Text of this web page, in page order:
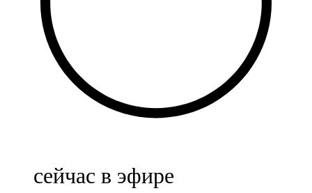
104,9 FM
Баулы
107,5 FM
Биләр
Болгар
сейчас в эфире